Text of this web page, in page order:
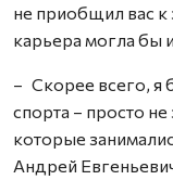
не приобщил вас к
карьера могла бы
– Скорее всего, я
спорта – просто
которые
Андрей